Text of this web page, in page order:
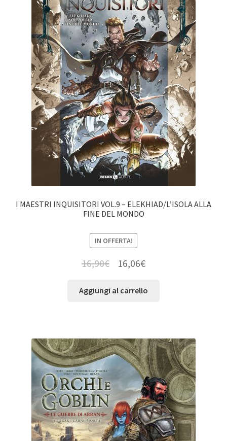
I MAESTRI INQUISITORI VOL.9 – ELEKHIAD/L’ISOLA ALLA
FINE DEL MONDO
IN OFFERTA!
16,90€ 16,06€
Aggiungi al carrello